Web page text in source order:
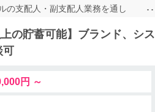
の支配人・副支配人業務を通し
して活動している瀬戸口です。
ンや育成等々…そのお仕事内容
お客様に喜んでいただけるお仕
説明会も開催可能！ ぜひ一
の貯蓄可能】ブランド、シス
可
円 ～